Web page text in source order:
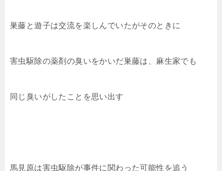
巣藤と遊子は交流を楽しんでいたがそのときに
害虫駆除の薬剤の臭いをかいだ巣藤は、麻生家でも
同じ臭いがしたことを思い出す
馬見原は害虫駆除が事件に関わった可能性を追う